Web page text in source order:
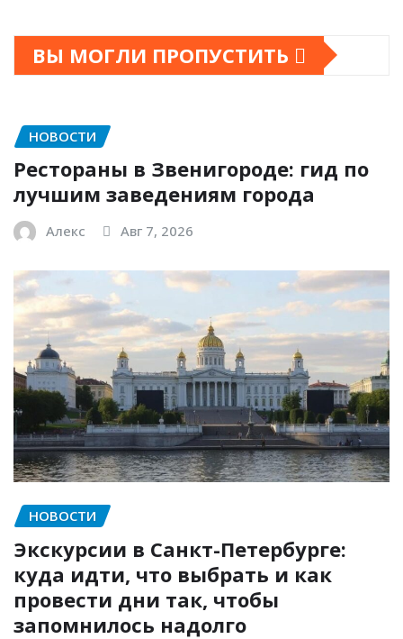
ВЫ МОГЛИ ПРОПУСТИТЬ
НОВОСТИ
Рестораны в Звенигороде: гид по
лучшим заведениям города
Алекс Авг 7, 2026
НОВОСТИ
Экскурсии в Санкт-Петербурге:
куда идти, что выбрать и как
провести дни так, чтобы
запомнилось надолго